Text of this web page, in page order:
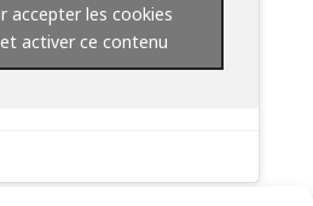
accepter les cookies
activer ce contenu